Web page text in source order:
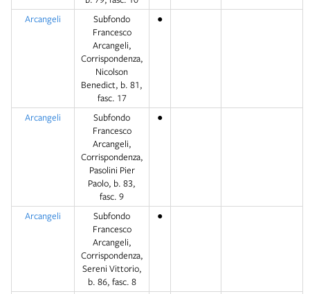
Arcangeli
Subfondo
Francesco
Arcangeli,
Corrispondenza,
Nicolson
Benedict, b. 81,
fasc. 17
●
Arcangeli
Subfondo
Francesco
Arcangeli,
Corrispondenza,
Pasolini Pier
Paolo, b. 83,
fasc. 9
●
Arcangeli
Subfondo
Francesco
Arcangeli,
Corrispondenza,
Sereni Vittorio,
b. 86, fasc. 8
●